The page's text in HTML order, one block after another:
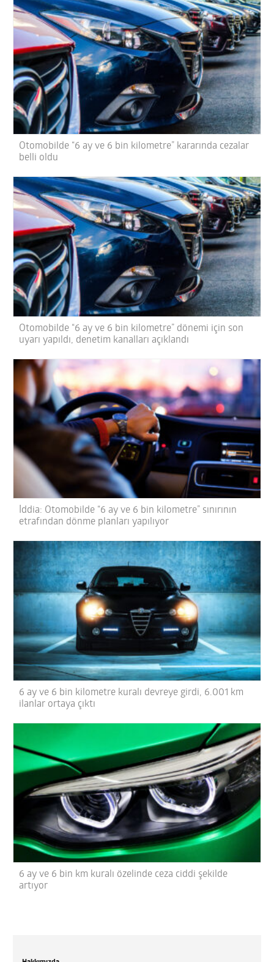
Otomobilde “6 ay ve 6 bin kilometre” kararında cezalar
belli oldu
Otomobilde “6 ay ve 6 bin kilometre” dönemi için son
uyarı yapıldı, denetim kanalları açıklandı
İddia: Otomobilde “6 ay ve 6 bin kilometre” sınırının
etrafından dönme planları yapılıyor
6 ay ve 6 bin kilometre kuralı devreye girdi, 6.001 km
ilanlar ortaya çıktı
6 ay ve 6 bin km kuralı özelinde ceza ciddi şekilde
artıyor